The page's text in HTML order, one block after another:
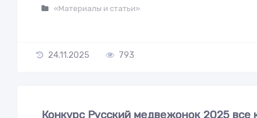
«Материалы и статьи»
24.11.2025 793
Конкурс Русский медвежонок 2025